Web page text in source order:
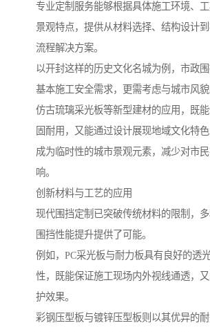
专业定制服务能够根据具体施工环境、
景观特点，提供从材料选择、结构设计
流程解决方案。
以开封这样的历史文化名城为例，市政
基本施工安全需求，更需考虑与城市风貌
仿古琉璃采光板等新型建材的应用，既
固耐用，又能通过设计展现地域文化特
成为临时性的城市景观元素，减少对市
响。
创新材料与工艺的应用
现代围挡定制已突破传统材料的限制，
围挡性能提升提供了可能。
例如，PC采光板与耐力板具有良好的透
性，既能保证施工现场内外视线通透，
护效果。
彩钢压型板与镀锌压型板则以其优异的